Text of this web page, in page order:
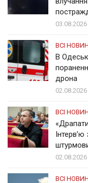
03.08.2026
ВСІ
В
дрона
02.08.2026
ВСІ
02.08.2026
ВСІ